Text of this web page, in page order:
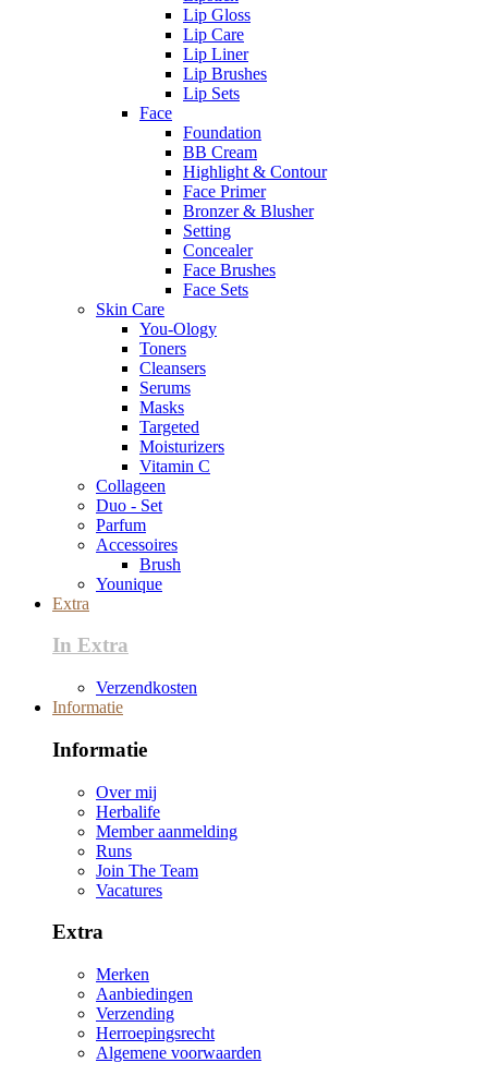
Lip Gloss
Lip Care
Lip Liner
Lip Brushes
Lip Sets
Face
Foundation
BB Cream
Highlight & Contour
Face Primer
Bronzer & Blusher
Setting
Concealer
Face Brushes
Face Sets
Skin Care
You-Ology
Toners
Cleansers
Serums
Masks
Targeted
Moisturizers
Vitamin C
Collageen
Duo - Set
Parfum
Accessoires
Brush
Younique
Extra
In Extra
Verzendkosten
Informatie
Informatie
Over mij
Herbalife
Member aanmelding
Runs
Join The Team
Vacatures
Extra
Merken
Aanbiedingen
Verzending
Herroepingsrecht
Algemene voorwaarden